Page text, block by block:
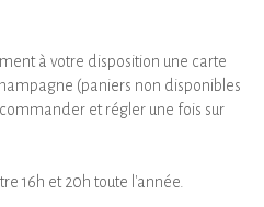
à votre disposition une carte
(paniers non disponibles
et régler une fois sur
16h et 20h toute l'année.